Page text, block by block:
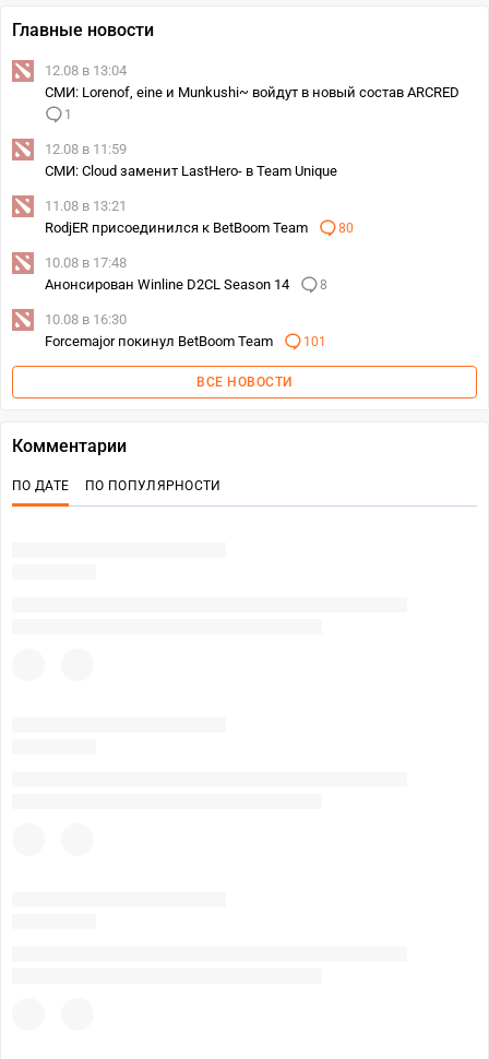
Главные новости
12.08 в 13:04
СМИ: Lorenof, eine и Munkushi~ войдут в новый состав ARCRED
1
12.08 в 11:59
СМИ: Cloud заменит LastHero- в Team Unique
11.08 в 13:21
RodjER присоединился к BetBoom Team
80
10.08 в 17:48
Анонсирован Winline D2CL Season 14
8
10.08 в 16:30
Forcemajor покинул BetBoom Team
101
ВСЕ НОВОСТИ
Комментарии
ПО ДАТЕ ПО ПОПУЛЯРНОСТИ